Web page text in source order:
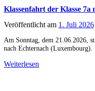
Klassenfahrt der Klasse 7a
Veröffentlicht am 1. Juli 2026
Am Sonntag, dem 21.06.2026,
nach Echternach
Weiterlesen